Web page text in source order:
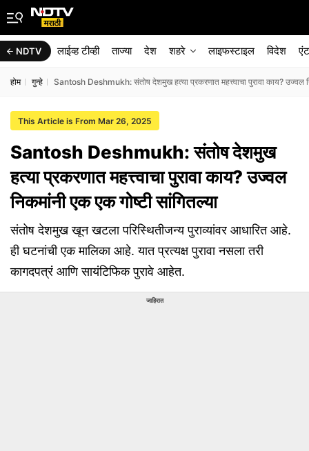
NDTV लाईव्ह टीव्ही ताज्या देश शहरे लाइफस्टाइल विदेश
होम गुन्हे Santosh Deshmukh: संतोष देशमुख हत्या प्रकरणात महत्त्वाचा पुरावा काय? उज्वल
This Article is From Mar 26, 2025
Santosh Deshmukh: संतोष देशमुख
हत्या प्रकरणात महत्त्वाचा पुरावा काय? उज्वल
निकमांनी एक एक गोष्टी सांगितल्या
संतोष देशमुख खून खटला परिस्थितीजन्य पुराव्यांवर आधारित आहे.
ही घटनांची एक मालिका आहे. यात प्रत्यक्ष पुरावा नसला तरी
कागदपत्रं आणि सायंटिफिक पुरावे आहेत.
जाहिरात